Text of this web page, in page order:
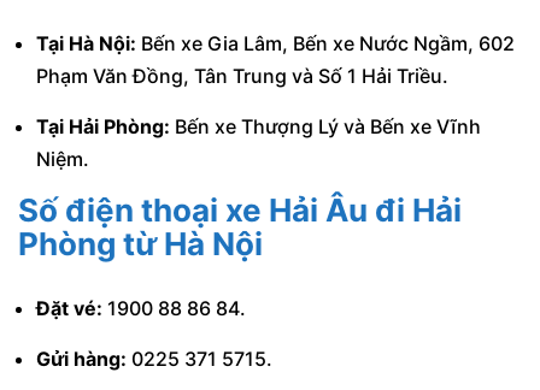
Tại Hà Nội: Bến xe Gia Lâm, Bến xe Nước Ngầm, 602
Phạm Văn Đồng, Tân Trung và Số 1 Hải Triều.
Tại Hải Phòng: Bến xe Thượng Lý và Bến xe Vĩnh
Niệm.
Số điện thoại xe Hải Âu đi Hải
Phòng từ Hà Nội
Đặt vé: 1900 88 86 84.
Gửi hàng: 0225 371 5715.